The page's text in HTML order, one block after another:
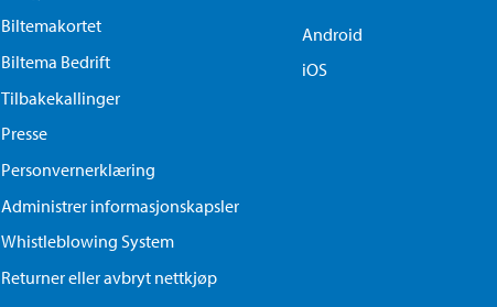
Biltemakortet
Biltema Bedrift
Tilbakekallinger
Presse
Personvernerklæring
Administrer informasjonskapsler
Whistleblowing System
Returner eller avbryt nettkjøp
Android
iOS